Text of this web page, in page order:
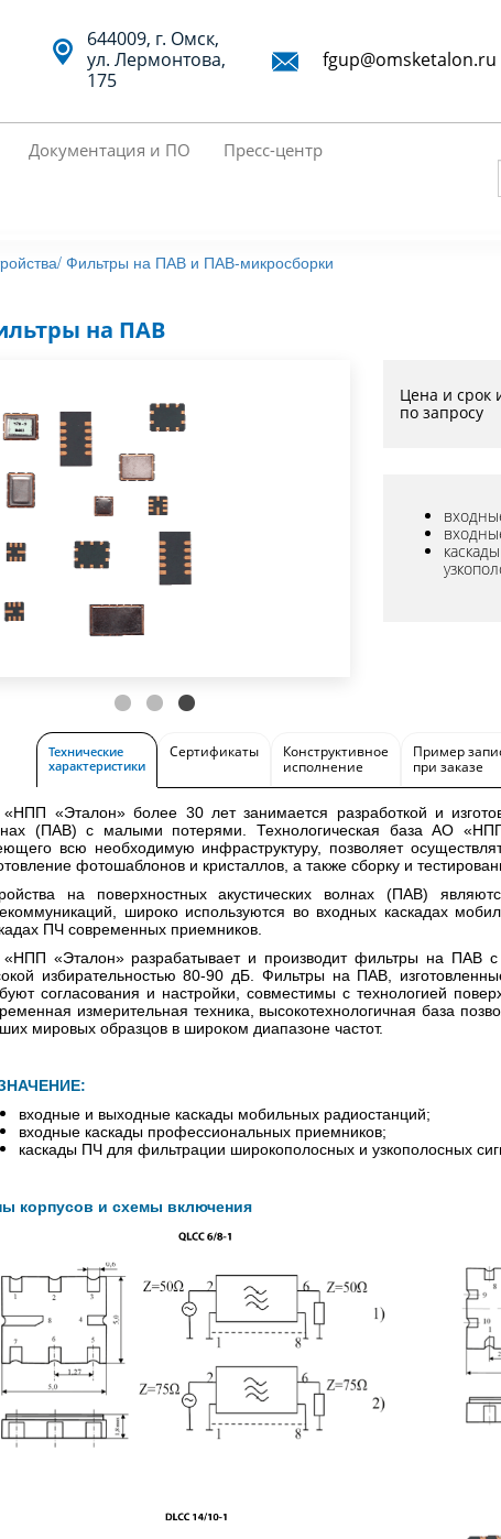
644009, г. Омск,
ул. Лермонтова,
175
fgup@omsketalon.ru
Документация и ПО Пресс-центр
Фильтры на ПАВ и ПАВ-микросборки
цифровых датчиков
ЛЦД-2-SD/RM
Датчики температуры
многозонные цифровые
на ПАВ
Цена и срок
по запросу
Технические
характеристики
Сертификаты
Конструктивное
исполнение
Пример
при заказе
«Эталон» более 30 лет занимается разработкой и
(ПАВ) с малыми потерями. Технологическая база АО «НПП
всю необходимую инфраструктуру, позволяет
фотошаблонов и кристаллов, а также сборку и
на поверхностных акустических волнах (ПАВ)
широко используются во входных каскадах
ПЧ современных приемников.
«Эталон» разрабатывает и производит фильтры на
избирательностью 80-90 дБ. Фильтры на ПАВ,
согласования и настройки, совместимы с технологией
измерительная техника, высокотехнологичная база
мировых образцов в широком диапазоне частот.
входные и выходные каскады мобильных радиостанций;
входные каскады профессиональных приемников;
каскады ПЧ для фильтрации широкополосных и узкополосных
корпусов и схемы включения